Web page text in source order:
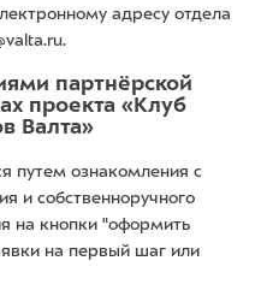
адресу отдела
партнёрской
проекта «Клуб
Валта»
путем ознакомления с
и собственноручного
на кнопки "оформить
на первый шаг или